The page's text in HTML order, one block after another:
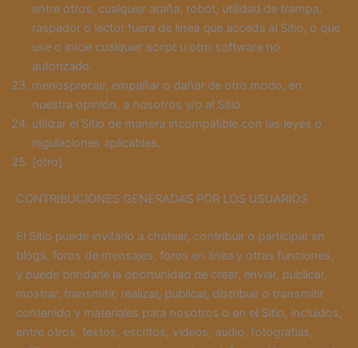
entre otros, cualquier araña, robot, utilidad de trampa,
raspador o lector fuera de línea que acceda al Sitio, o que
use o inicie cualquier script u otro software no
autorizado.
menospreciar, empañar o dañar de otro modo, en
nuestra opinión, a nosotros y/o al Sitio.
utilizar el Sitio de manera incompatible con las leyes o
regulaciones aplicables.
[otro]
CONTRIBUCIONES GENERADAS POR LOS USUARIOS
El Sitio puede invitarlo a chatear, contribuir o participar en
blogs, foros de mensajes, foros en línea y otras funciones,
y puede brindarle la oportunidad de crear, enviar, publicar,
mostrar, transmitir, realizar, publicar, distribuir o transmitir
contenido y materiales para nosotros o en el Sitio, incluidos,
entre otros, textos, escritos, videos, audio, fotografías,